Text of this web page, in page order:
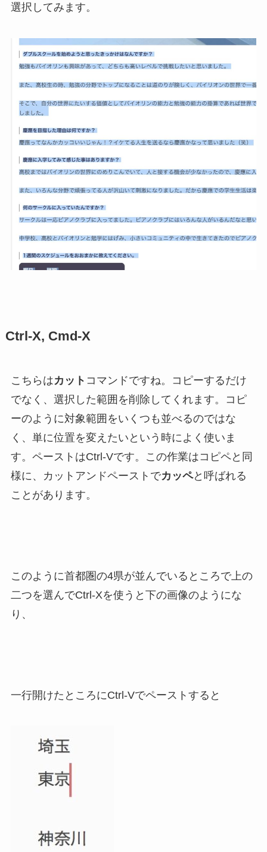
選択してみます。
Ctrl-X, Cmd-X
こちらはカット コマンドですね。コピーするだけ
でなく、選択した範囲を削除してくれます。コピ
ーのように対象範囲をいくつも並べるのではな
く、単に位置を変えたいという時によく使いま
す。ペーストはCtrl-Vです。この作業はコピペと同
様に、カットアンドペーストでカッペと呼ばれる
ことがあります。
このように首都圏の4県が並んでいるところで上の
二つを選んでCtrl-Xを使うと下の画像のようにな
り、
一行開けたところにCtrl-Vでペーストすると